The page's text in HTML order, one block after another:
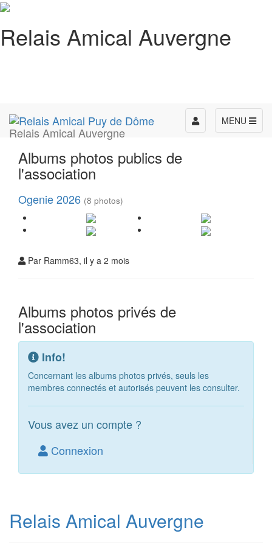
Relais Amical Auvergne
Relais Amical Auvergne
MENU
Toggle
navigation
Albums photos publics de
l'association
Ogenie 2026 (8 photos)
Par Ramm63, il y a 2 mois
Albums photos privés de
l'association
Info!
Concernant les albums photos privés, seuls les
membres connectés et autorisés peuvent les consulter.
Vous avez un compte ?
Connexion
Relais Amical Auvergne